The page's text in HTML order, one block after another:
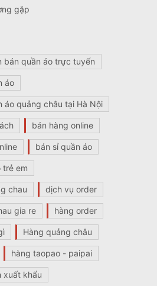
gặp
bán quần áo trực tuyến
áo
áo quảng châu tại Hà Nội
bán hàng online
bán sỉ quần áo
trẻ em
chau dịch vụ order
gia re hàng order
Hàng quảng châu
hàng taopao - paipai
xuất khẩu